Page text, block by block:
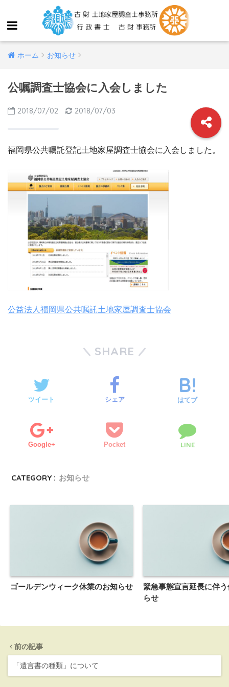
ホーム お知らせ
公嘱調査士協会に入会しました
2018/07/02 2018/07/03
福岡県公共嘱託登記土地家屋調査士協会に入会しました。
公益法人福岡県公共嘱託土地家屋調査士協会
SHARE
ツイート シェア はてブ
Google+ Pocket LINE
CATEGORY : お知らせ
ゴールデンウィーク休業のお知らせ
緊急事態宣言延長に伴
らせ
前の記事
「遺言書の種類」について